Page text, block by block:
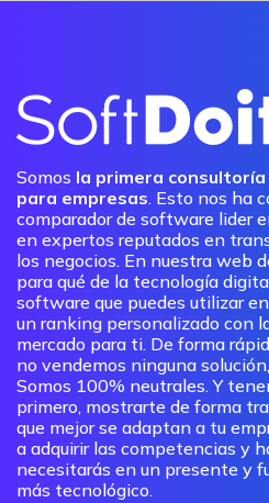
Somos la primera
para empresas. Esto nos ha
comparador de software lider
en expertos reputados en
los negocios. En nuestra web
para qué de la tecnología
software que puedes utilizar
un ranking personalizado con
mercado para ti. De forma
no vendemos ninguna
Somos 100% neutrales. Y
primero, mostrarte de forma
que mejor se adaptan a tu
a adquirir las competencias y
necesitarás en un presente y
más tecnológico.